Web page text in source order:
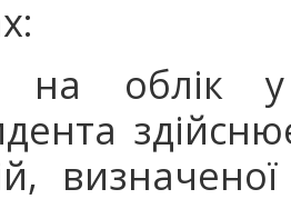
на облік